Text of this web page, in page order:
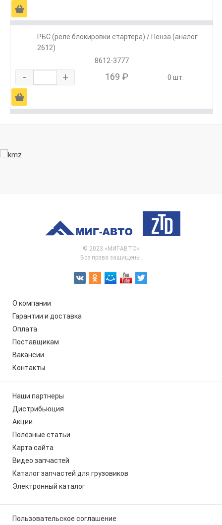
Ä
РБС (реле блокировки стартера) / Пенза (аналог
2612)
8612-3777
- + 169 ₽ 0 шт.
Ä
© 2023 «МИГ-АВТО»
Все права защищены.
О компании
Гарантии и доставка
Оплата
Поставщикам
Вакансии
Контакты
Наши партнеры
Дистрибьюция
Акции
Полезные статьи
Карта сайта
Видео запчастей
Каталог запчастей для грузовиков
Электронный каталог
Пользовательское соглашение